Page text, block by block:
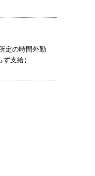
定の時間外勤
支給）